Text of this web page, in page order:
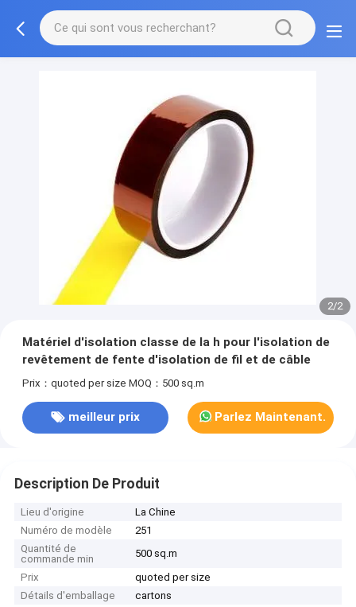
2/2
Matériel d'isolation classe de la h pour l'isolation de
revêtement de fente d'isolation de fil et de câble
Prix：quoted per size MOQ：500 sq.m
meilleur prix Parlez Maintenant.
Description De Produit
Lieu d'origine
La Chine
Numéro de modèle
251
Quantité de
commande min
500 sq.m
Prix
quoted per size
Détails d'emballage
cartons